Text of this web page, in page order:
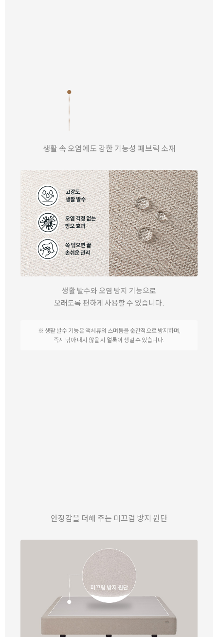
생활 속 오염에도 강한 기능성 패브릭 소재
생활 발수와 오염 방지 기능으로
오래도록 편하게 사용할 수 있습니다.
※ 생활 발수 기능은 액체류의 스며듬을 순간적으로 방지하며,
즉시 닦아 내지 않을 시 얼룩이 생길 수 있습니다.
안정감을 더해 주는 미끄럼 방지 원단